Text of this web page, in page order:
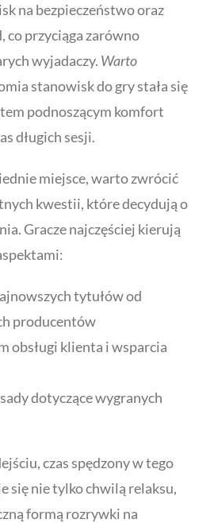
na bezpieczeństwo oraz
co przyciąga zarówno
wyjadaczy. Warto
stanowisk do gry stała się
podnoszącym komfort
długich sesji.
miejsce, warto zwrócić
kwestii, które decydują o
Gracze najczęściej kierują
tytułów od
producentów
obsługi klienta i wsparcia
dotyczące wygranych
czas spędzony w tego
się nie tylko chwilą relaksu,
formą rozrywki na